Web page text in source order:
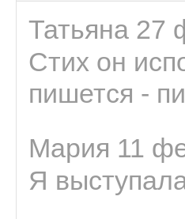
Татьяна 27
Стих он
пишется -
Мария 11
Я